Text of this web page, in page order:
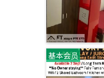
基本会员